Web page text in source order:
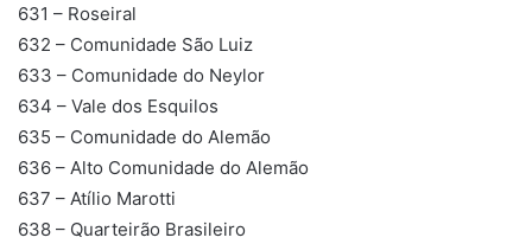
631 – Roseiral
632 – Comunidade São Luiz
633 – Comunidade do Neylor
634 – Vale dos Esquilos
635 – Comunidade do Alemão
636 – Alto Comunidade do Alemão
637 – Atílio Marotti
638 – Quarteirão Brasileiro